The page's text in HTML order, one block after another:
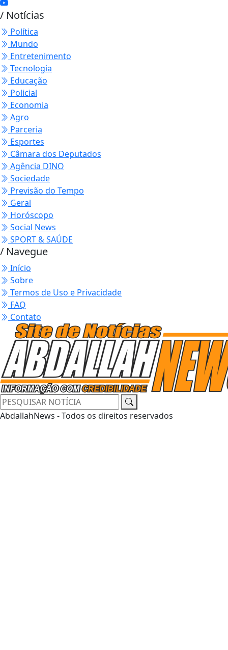
/ Notícias
Política
Mundo
Entretenimento
Tecnologia
Educação
Policial
Economia
Agro
Parceria
Esportes
Câmara dos Deputados
Agência DINO
Sociedade
Previsão do Tempo
Geral
Horóscopo
Social News
SPORT & SAÚDE
/ Navegue
Início
Sobre
Termos de Uso e Privacidade
FAQ
Contato
AbdallahNews - Todos os direitos reservados